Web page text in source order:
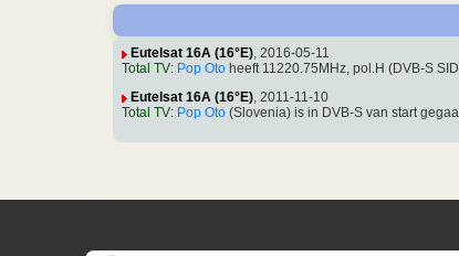
Eutelsat 16A (16°E), 2016-05-11
Total TV: Pop Oto heeft 11220.75MHz, pol.H (DVB-S
Eutelsat 16A (16°E), 2011-11-10
Total TV: Pop Oto (Slovenia) is in DVB-S van start